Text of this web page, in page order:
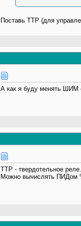
Поставь ТТР (для
А как я буду менять ШИМ
ТТР - твердотельное
Можно вычислять ПИДом